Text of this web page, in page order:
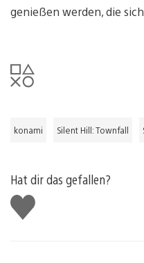
genießen werden, die
konami Silent Hill: Townfall
Hat dir das gefallen?
Gefällt
mir